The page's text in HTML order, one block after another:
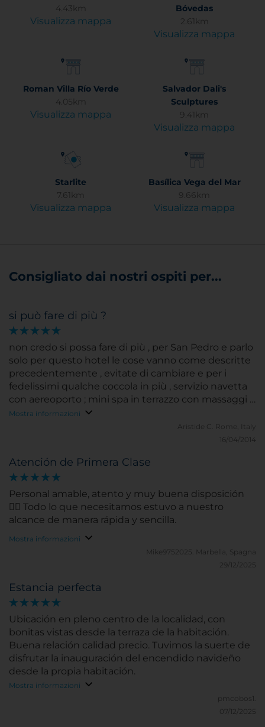
4.43km
Visualizza mappa
Bóvedas
2.61km
Visualizza mappa
Roman Villa Río Verde
4.05km
Visualizza mappa
Salvador Dali's
Sculptures
9.41km
Visualizza mappa
Starlite
7.61km
Visualizza mappa
Basílica Vega del Mar
9.66km
Visualizza mappa
Consigliato dai nostri ospiti per...
si può fare di più ?
non credo si possa fare di più , per San Pedro e parlo
solo per questo hotel le cose vanno come descritte
precedentemente , evitate di cambiare e per i
fedelissimi qualche coccola in più , servizio navetta
con aereoporto ; mini spa in terrazzo con massaggi ,
basta !
Mostra informazioni
Aristide C.
Rome, Italy
16/04/2014
Atención de Primera Clase
Personal amable, atento y muy buena disposición
👍🏼 Todo lo que necesitamos estuvo a nuestro
alcance de manera rápida y sencilla.
Mostra informazioni
Mike9752025.
Marbella, Spagna
29/12/2025
Estancia perfecta
Ubicación en pleno centro de la localidad, con
bonitas vistas desde la terraza de la habitación.
Buena relación calidad precio. Tuvimos la suerte de
disfrutar la inauguración del encendido navideño
desde la propia habitación.
Mostra informazioni
pmcobos1.
07/12/2025